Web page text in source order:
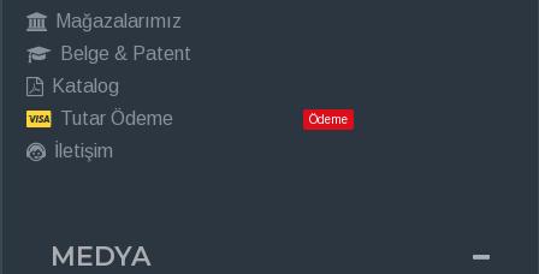
Mağazalarımız
Belge & Patent
Katalog
Tutar Ödeme
Ödeme
İletişim
MEDYA